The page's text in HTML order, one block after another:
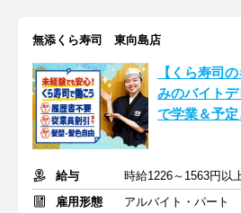
無添くら寿司 東向島店
【くら寿司
みのバイト
で学業＆予定
給与
時給1226～1563円以
雇用形態
アルバイト・パート